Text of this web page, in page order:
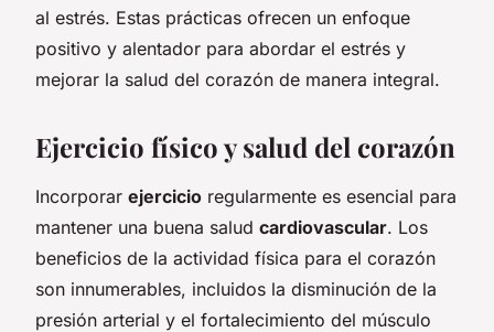
al estrés. Estas prácticas ofrecen un enfoque
positivo y alentador para abordar el estrés y
mejorar la salud del corazón de manera integral.
Ejercicio físico y salud del corazón
Incorporar ejercicio regularmente es esencial para
mantener una buena salud cardiovascular. Los
beneficios de la actividad física para el corazón
son innumerables, incluidos la disminución de la
presión arterial y el fortalecimiento del músculo